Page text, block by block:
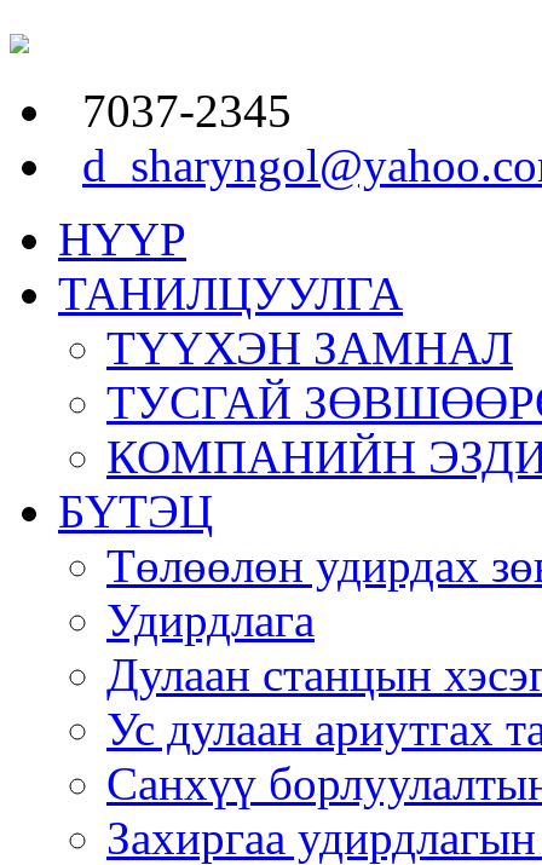
7037-2345
НҮҮР
ТАНИЛЦУУЛГА
ТҮҮХЭН ЗАМНАЛ
ТУСГАЙ
КОМПАНИЙН
БҮТЭЦ
Төлөөлөн удирдах
Удирдлага
Дулаан станцын
Ус дулаан ариутгах
Санхүү
Захиргаа удирдлагын